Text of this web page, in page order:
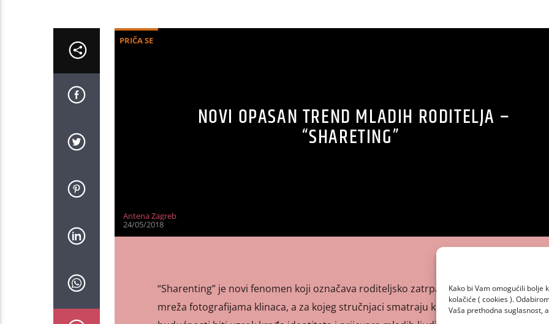
Kako bi Vam omogućili bolje
kolačiće ( cookies ).
Vaša prethodna suglasnost,
PRIČA SE
NOVI OPASAN TREND MLADIH RODITELJA –
“SHARETING”
Antena Zagreb
24/05/2018
“Sharenting” je novi fenomen koji označava roditeljsko zatrpavanje društvenih
mreža fotografijama klinaca, a za kojeg stručnjaci smatraju kako će u bližoj